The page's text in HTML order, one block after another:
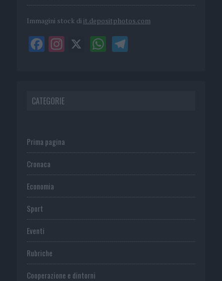
Immagini stock di it.depositphotos.com
CATEGORIE
Prima pagina
Cronaca
Economia
Sport
Eventi
Rubriche
Cooperazione e dintorni